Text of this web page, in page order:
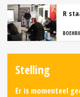
R
Stelling
Er is momenteel